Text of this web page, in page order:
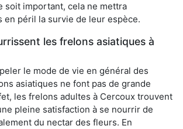
soit important, cela ne mettra
en péril la survie de leur espèce.
les frelons asiatiques à
le mode de vie en général des
asiatiques ne font pas de grande
les frelons adultes à Cercoux trouvent
pleine satisfaction à se nourrir de
du nectar des fleurs. En